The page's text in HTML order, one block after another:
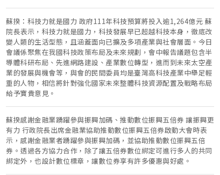
蘇揆：科技力就是國力 政府111年科技預算將投入逾1,264億元 蘇
院長表示，科技力就是國力，科技發展早已超越科技本身，徹底改
變人類的生活型態，且涵蓋面向已擴及多項產業與社會層面。今日
會議係聚焦在我國科技政策布局及未來規劃，會中報告議題包含半
導體科研布局、先進網路建設、產業數位轉型，進而到未來太空產
業的發展與機會等，與會的民間委員均是臺灣高科技產業中舉足輕
重的人物，相信將針對強化國家未來整體科技資源配置及戰略布局
給予寶貴意見。
蘇揆感謝金融業踴躍參與振興加碼、推動數位振興五倍券 讓振興更
有力 行政院長出席金融業協助推動數位振興五倍券啟動大會時表
示，感謝金融業者踴躍參與振興加碼，並協助推動數位振興五倍
券。透過各方協力合作，除了讓五倍券數位綁定可進行多人的共同
綁定外，也設計數位標章，讓數位券享有許多優惠與好處。